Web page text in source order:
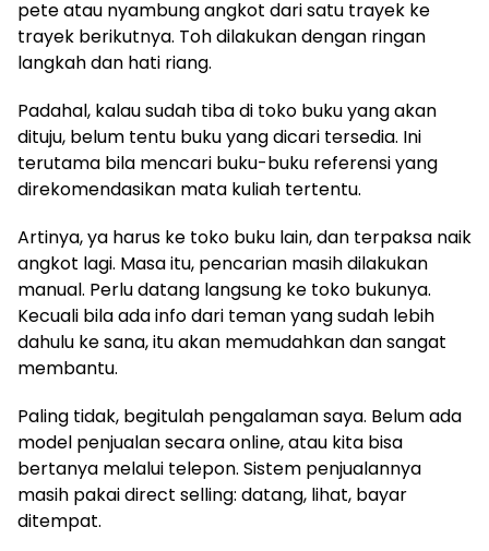
pete atau nyambung angkot dari satu trayek ke
trayek berikutnya. Toh dilakukan dengan ringan
langkah dan hati riang.
Padahal, kalau sudah tiba di toko buku yang akan
dituju, belum tentu buku yang dicari tersedia. Ini
terutama bila mencari buku-buku referensi yang
direkomendasikan mata kuliah tertentu.
Artinya, ya harus ke toko buku lain, dan terpaksa naik
angkot lagi. Masa itu, pencarian masih dilakukan
manual. Perlu datang langsung ke toko bukunya.
Kecuali bila ada info dari teman yang sudah lebih
dahulu ke sana, itu akan memudahkan dan sangat
membantu.
Paling tidak, begitulah pengalaman saya. Belum ada
model penjualan secara online, atau kita bisa
bertanya melalui telepon. Sistem penjualannya
masih pakai direct selling: datang, lihat, bayar
ditempat.